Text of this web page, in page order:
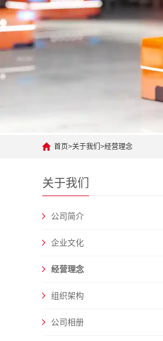
首页>关于我们 >经营理念
关于我们
公司简介
企业文化
经营理念
组织架构
公司相册